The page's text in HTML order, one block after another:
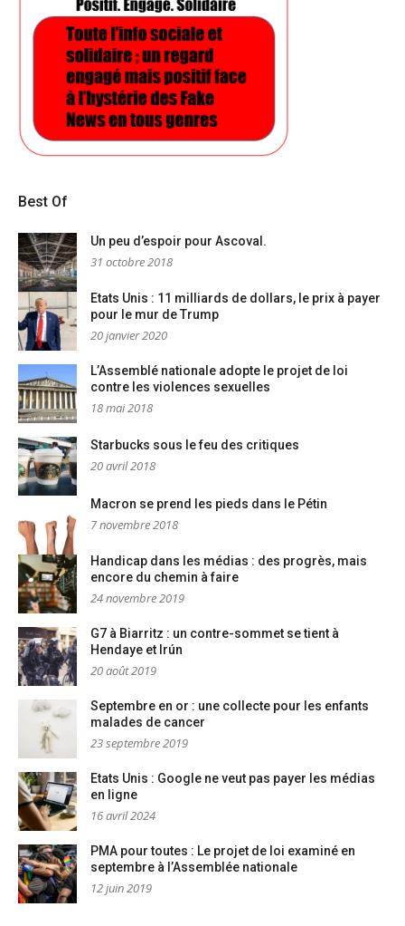
Best Of
Un peu d’espoir pour Ascoval.
31 octobre 2018
Etats Unis : 11 milliards de dollars, le prix à payer
pour le mur de Trump
20 janvier 2020
L’Assemblé nationale adopte le projet de loi
contre les violences sexuelles
18 mai 2018
Starbucks sous le feu des critiques
20 avril 2018
Macron se prend les pieds dans le Pétin
7 novembre 2018
Handicap dans les médias : des progrès, mais
encore du chemin à faire
24 novembre 2019
G7 à Biarritz : un contre-sommet se tient à
Hendaye et Irún
20 août 2019
Septembre en or : une collecte pour les enfants
malades de cancer
23 septembre 2019
Etats Unis : Google ne veut pas payer les médias
en ligne
16 avril 2024
PMA pour toutes : Le projet de loi examiné en
septembre à l’Assemblée nationale
12 juin 2019